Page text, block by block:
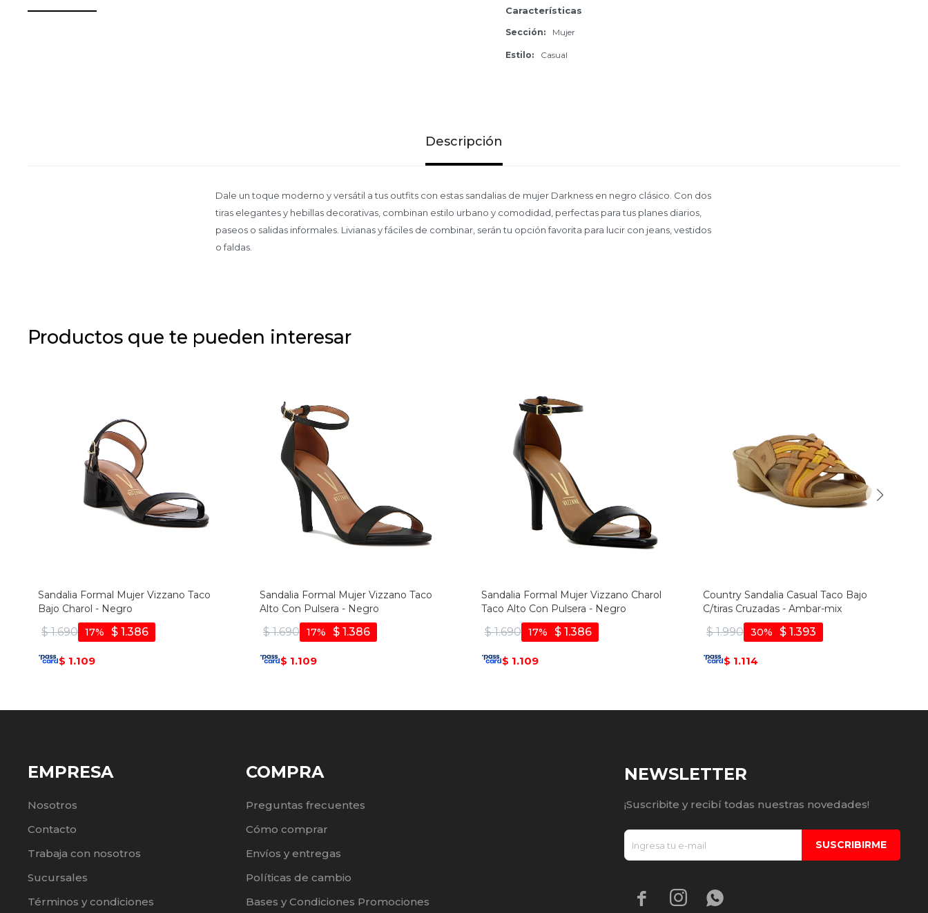
Características
Sección Mujer
Estilo Casual
Descripción
Dale un toque moderno y versátil a tus outfits con estas sandalias de mujer Darkness en negro clásico. Con dos
tiras elegantes y hebillas decorativas, combinan estilo urbano y comodidad, perfectas para tus planes diarios,
paseos o salidas informales. Livianas y fáciles de combinar, serán tu opción favorita para lucir con jeans, vestidos
o faldas.
Productos que te pueden interesar
Sandalia Formal Mujer Vizzano Taco
Bajo Charol - Negro
$ 1.690 $ 1.386
17
$ 1.109
Sandalia Formal Mujer Vizzano Taco
Alto Con Pulsera - Negro
$ 1.690 $ 1.386
17
$ 1.109
Sandalia Formal Mujer Vizzano Charol
Taco Alto Con Pulsera - Negro
$ 1.690 $ 1.386
17
$ 1.109
Country Sandalia Casual Taco Bajo
C/tiras Cruzadas - Ambar-mix
$ 1.990 $ 1.393
30
$ 1.114
EMPRESA
Nosotros
Contacto
Trabaja con nosotros
Sucursales
Términos y condiciones
COMPRA
Preguntas frecuentes
Cómo comprar
Envíos y entregas
Políticas de cambio
Bases y Condiciones Promociones
NEWSLETTER
¡Suscribite y recibí todas nuestras novedades!
SUSCRIBIRME
  